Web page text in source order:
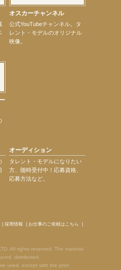
キ‐」オープニングイベント
オスカーチャンネル
公式YouTubeチャンネル。タ
レント・モデルのオリジナル
映像。
オーディション
タレント・モデルになりたい
方、随時受付中！応募資格、
応募方法など。
採用情報 お仕事のご依頼はこちら
All rights reserved. The material
distributed,
used, except with the prior